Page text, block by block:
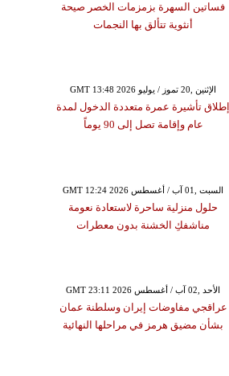
فساتين السهرة بزمزمات الخصر صيحة
أنثوية تتألق بها النجمات
GMT 13:48 2026 الإثنين ,20 تموز / يوليو
إطلاق تأشيرة عمرة متعددة الدخول لمدة
عام وإقامة تصل إلى 90 يوماً
GMT 12:24 2026 السبت ,01 آب / أغسطس
حلول منزلية ساحرة لاستعادة نعومة
مناشفكِ الخشنة بدون معطرات
GMT 23:11 2026 الأحد ,02 آب / أغسطس
عراقجي مفاوضات إيران وسلطنة عمان
بشأن مضيق هرمز في مراحلها النهائية